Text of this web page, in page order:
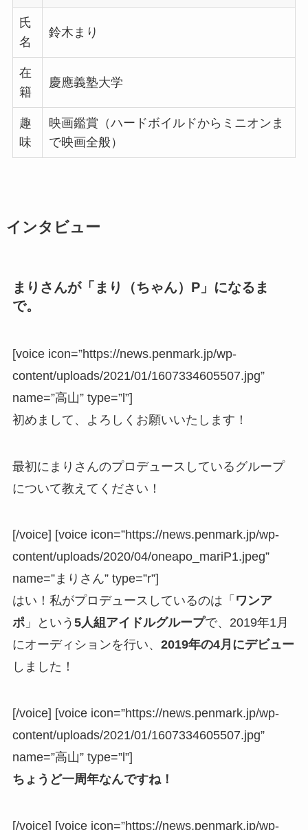
氏
名
鈴木まり
在
籍
慶應義塾大学
趣
味
映画鑑賞（ハードボイルドからミニオンま
で映画全般）
インタビュー
まりさんが「まり（ちゃん）P」になるま
で。
[voice icon=”https://news.penmark.jp/wp-
content/uploads/2021/01/1607334605507.jpg”
name=”高山” type=”l”]
初めまして、よろしくお願いいたします！
最初にまりさんのプロデュースしているグループ
について教えてください！
[/voice] [voice icon=”https://news.penmark.jp/wp-
content/uploads/2020/04/oneapo_mariP1.jpeg”
name=”まりさん” type=”r”]
はい！私がプロデュースしているのは「 ワンア
ポ」という 5人組アイドルグループで、2019年1月
にオーディションを行い、 2019年の4月にデビュー
しました！
[/voice] [voice icon=”https://news.penmark.jp/wp-
content/uploads/2021/01/1607334605507.jpg”
name=”高山” type=”l”]
ちょうど一周年なんですね！
[/voice] [voice icon=”https://news.penmark.jp/wp-